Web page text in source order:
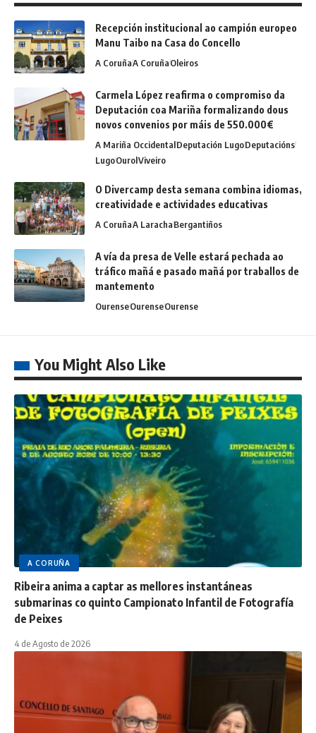
Recepción institucional ao campión europeo
Manu Taibo na Casa do Concello
A CoruñaA CoruñaOleiros
Carmela López reafirma o compromiso da
Deputación coa Mariña formalizando dous
novos convenios por máis de 550.000€
A Mariña OccidentalDeputación LugoDeputacións
LugoOurolViveiro
O Divercamp desta semana combina idiomas,
creatividade e actividades educativas
A CoruñaA LarachaBergantiños
A vía da presa de Velle estará pechada ao
tráfico mañá e pasado mañá por traballos de
mantemento
OurenseOurenseOurense
You Might Also Like
A CORUÑA
Ribeira anima a captar as mellores instantáneas
submarinas co quinto Campionato Infantil de Fotografía
de Peixes
4 de Agosto de 2026